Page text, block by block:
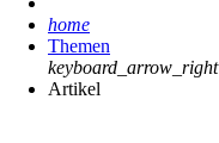
home
Themen
keyboard_arrow_right
Artikel